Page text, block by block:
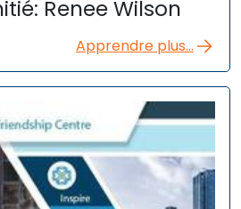
Renee Wilson
Apprendre plus...